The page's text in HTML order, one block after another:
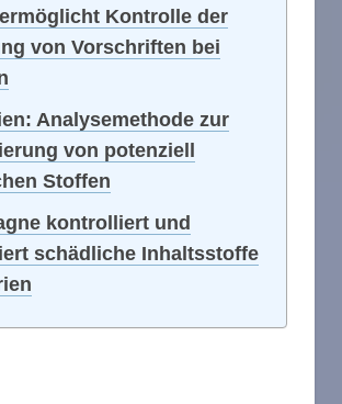
Kontrolle der
von Vorschriften bei
Analysemethode zur
von potenziell
Stoffen
kontrolliert und
schädliche Inhaltsstoffe